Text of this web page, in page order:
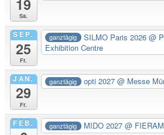
19
Sa.
SEP.
25
Fr.
ganztägig SILMO Paris 2026@
Exhibition Centre
JAN.
29
Fr.
ganztägig opti 2027@ Messe
FEB. ganztägig MIDO 2027@